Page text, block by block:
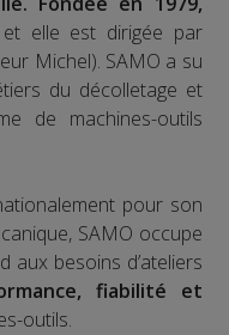
et elle est dirigée par
Michel). SAMO a su
du décolletage et
de machines-outils
pour son
SAMO occupe
aux besoins d’ateliers
fiabilité et
outils.